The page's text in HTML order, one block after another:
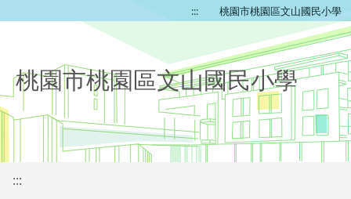
::: 桃園市桃園區文山國民小學
桃園市桃園區文山國民小學
:::